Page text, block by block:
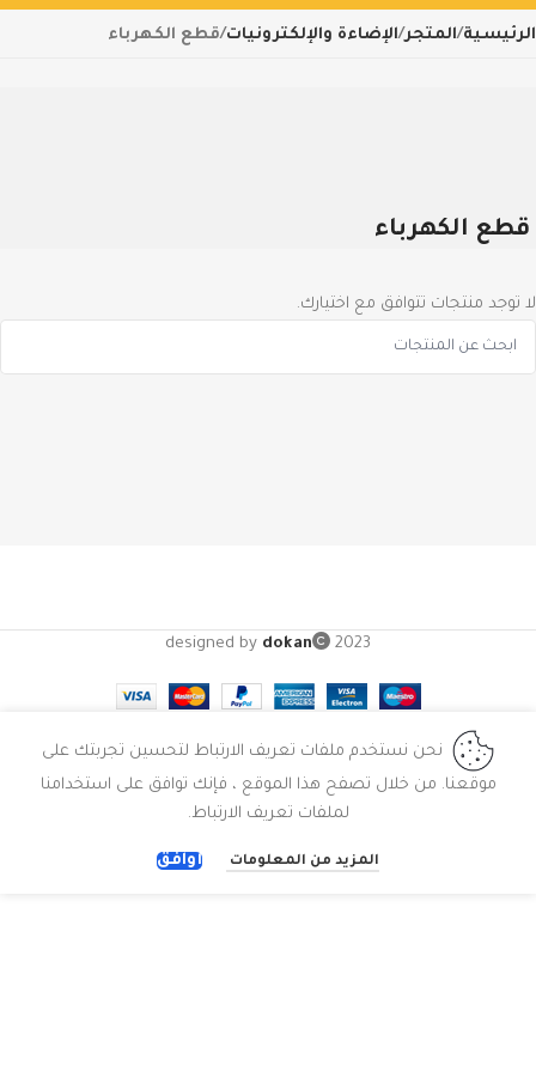
الرئيسية المتجر الإضاءة والإلكترونيات قطع الكهرباء
قطع الكهرباء
لا توجد منتجات تتوافق مع اختيارك.
designed by dokan 2023
نحن نستخدم ملفات تعريف الارتباط لتحسين تجربتك على
موقعنا. من خلال تصفح هذا الموقع ، فإنك توافق على استخدامنا
لملفات تعريف الارتباط.
المزيد من المعلومات أوافق